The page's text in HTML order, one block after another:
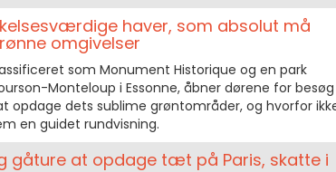
haver, som absolut må
omgivelser
som Monument Historique og en park
Monteloup i Essonne, åbner dørene for besøg
opdage dets sublime grøntområder, og hvorfor
en guidet rundvisning.
gåture at opdage tæt på Paris, skatte i